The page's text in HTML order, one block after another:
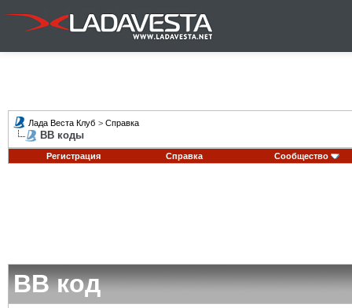
Лада Веста Клуб > Справка
BB коды
Регистрация Справка Сообщество
BB код